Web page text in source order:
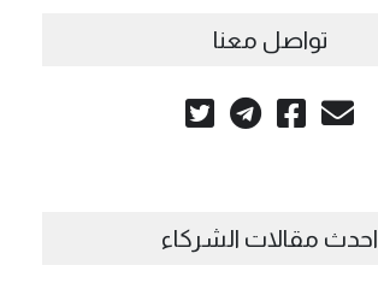
تواصل معنا
احدث مقالات الشركاء